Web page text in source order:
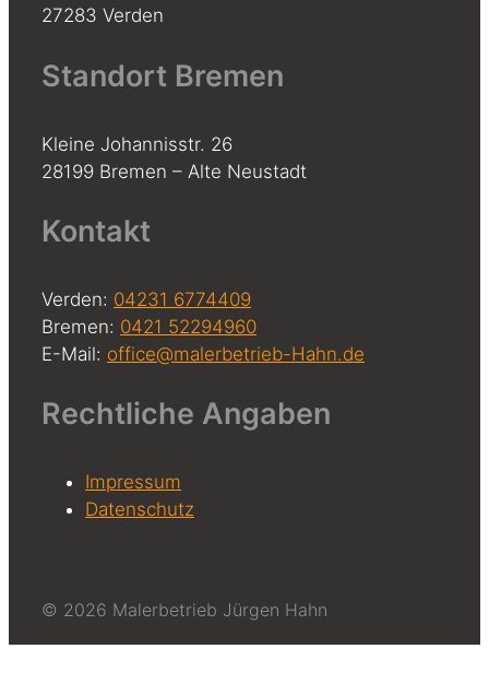
27283 Verden
Standort Bremen
Kleine Johannisstr. 26
28199 Bremen – Alte Neustadt
Kontakt
Verden: 04231 6774409
Bremen: 0421 52294960
E-Mail: office@malerbetrieb-Hahn.de
Rechtliche Angaben
Impressum
Datenschutz
© 2026 Malerbetrieb Jürgen Hahn